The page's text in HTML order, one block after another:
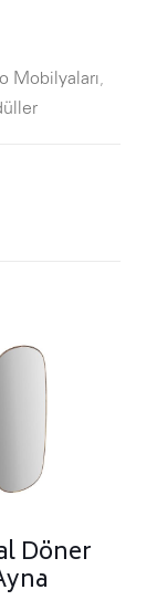
Mobilyaları
Döner